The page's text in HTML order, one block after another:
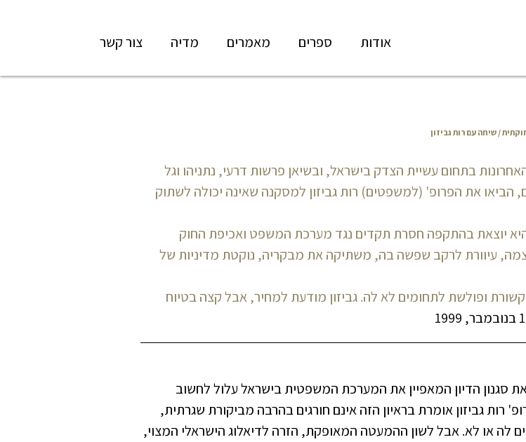
אודות ספרים מאמרים מדיה צור קשר
/ שיחה עם רות גביזון
בתחום עשיית הצדק בישראל, ובשיאן פרשות דרעי, נתניהו וגל
הביאו את הפרופ' (למשפטים) רות גביזון למסקנה שאינה יכולה לשתוק
היא יוצאת בהתקפה חסרת תקדים נגד מערכת המשפט ואכיפת החוק
עיוורת לרקב שפשה בה, משתיקה את מבקריה, נוקטת מדיניות של
ופולשת לתחומים לא לה. גביזון מודעת למחיר, אבל קצה בטיוח
1999
סגנון הדיון המאפיין את המערכת המשפטית בישראל עלול לחשוב
רות גביזון אומרת בראיון הזה אינם חורגים בהרבה מביקורת שגרתית,
לה או לא. אבל לשון ההמעטה המאופקת, הזרה לדיאלוג הישראלי המצוי,